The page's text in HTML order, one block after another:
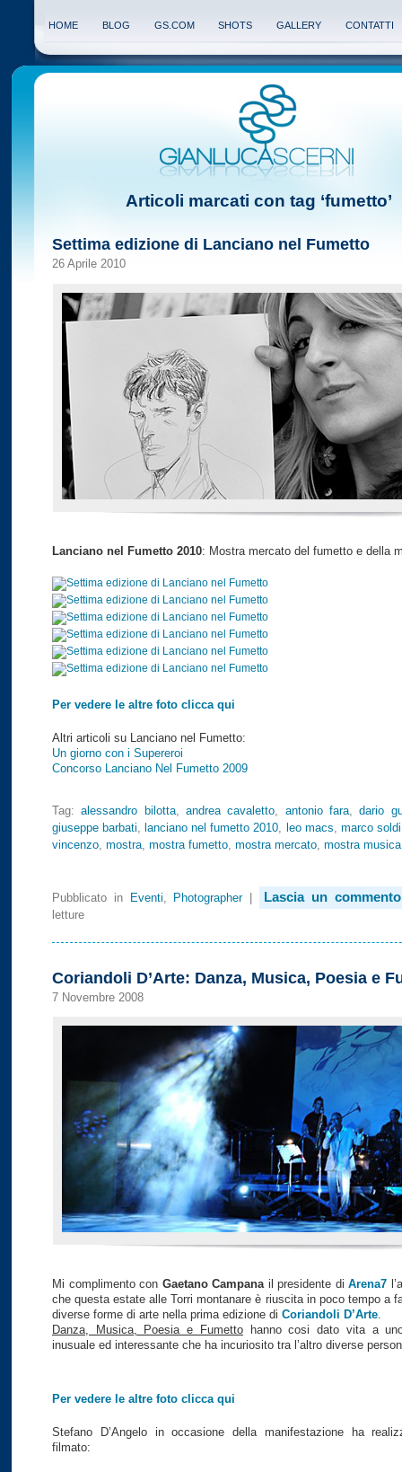
HOME BLOG GS.COM SHOTS GALLERY CONTATTI
Articoli marcati con tag ‘fumetto’
Settima edizione di Lanciano nel Fumetto
26 Aprile 2010
Lanciano nel Fumetto 2010: Mostra mercato del fumetto e della
Per vedere le altre foto clicca qui
Altri articoli su Lanciano nel Fumetto:
Un giorno con i Supereroi
Concorso Lanciano Nel Fumetto 2009
Tag:alessandro bilotta,andrea cavaletto antonio fara ,dario
giuseppe barbati
lanciano nel fumetto 2010 leo macs marco soldi
vincenzo mostra mostra fumetto mostra mercato mostra musica
Pubblicato in Eventi Photographer| Lascia un
letture
Coriandoli D’Arte: Danza, Musica, Poesia e
7 Novembre 2008
Mi complimento con Gaetano Campanail presidente diArena7
che questa estate alle Torri montanare è riuscita in poco tempo a
diverse forme di arte nella prima edizione di Coriandoli D’Arte.
Danza, Musica, Poesia e Fumettohanno cosi dato vita a
inusuale ed interessante che ha incuriosito tra l’altro diverse
Per vedere le altre foto clicca qui
Stefano D’Angelo in occasione della manifestazione ha
filmato: